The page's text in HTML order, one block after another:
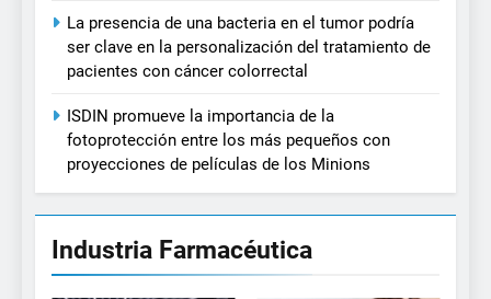
La presencia de una bacteria en el tumor podría
ser clave en la personalización del tratamiento de
pacientes con cáncer colorrectal
ISDIN promueve la importancia de la
fotoprotección entre los más pequeños con
proyecciones de películas de los Minions
Industria Farmacéutica